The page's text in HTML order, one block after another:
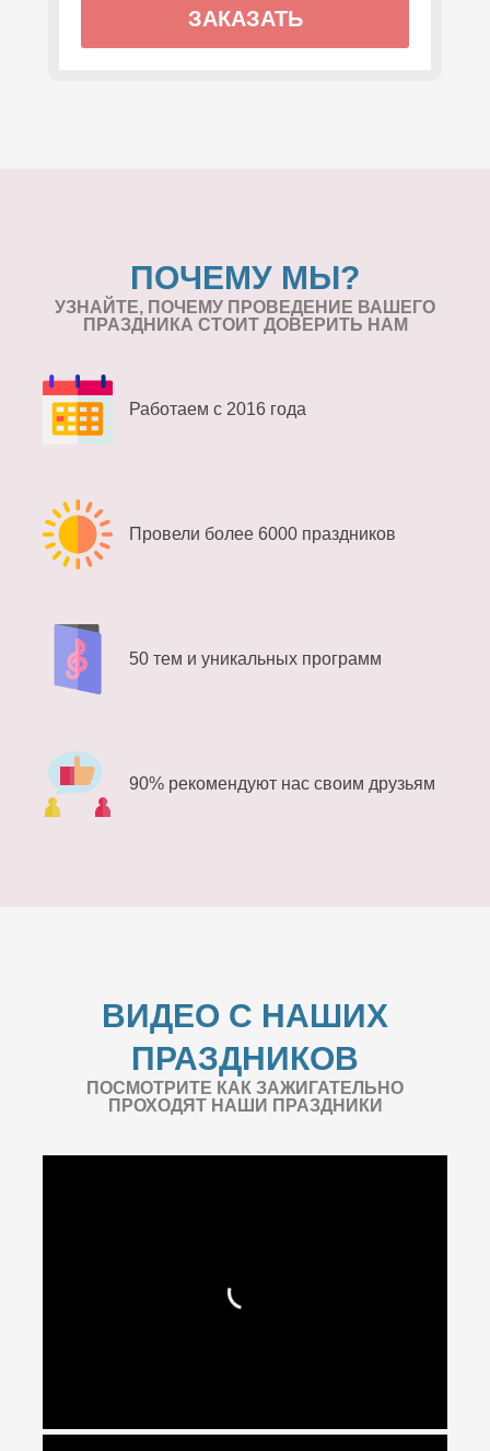
ЗАКАЗАТЬ
ПОЧЕМУ МЫ?
УЗНАЙТЕ, ПОЧЕМУ ПРОВЕДЕНИЕ ВАШЕГО
ПРАЗДНИКА СТОИТ ДОВЕРИТЬ НАМ
Работаем с 2016 года
Провели более 6000 праздников
50 тем и уникальных программ
90% рекомендуют нас своим друзьям
ВИДЕО С НАШИХ
ПРАЗДНИКОВ
ПОСМОТРИТЕ КАК ЗАЖИГАТЕЛЬНО
ПРОХОДЯТ НАШИ ПРАЗДНИКИ